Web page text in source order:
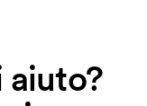
aiuto?